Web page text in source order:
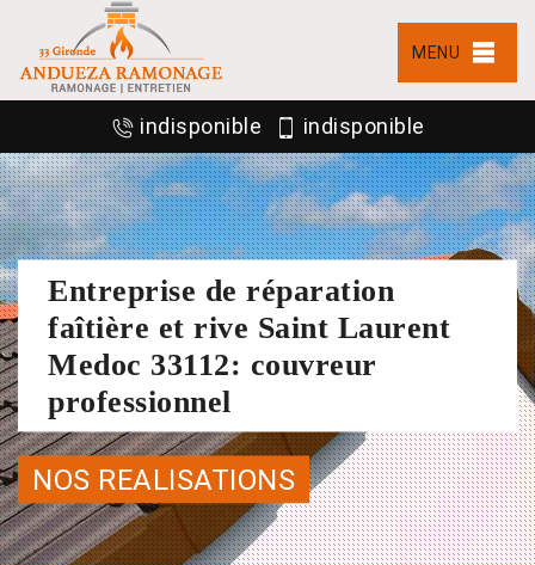
MENU
indisponible indisponible
Entreprise de réparation
faîtière et rive Saint Laurent
Medoc 33112: couvreur
professionnel
NOS REALISATIONS